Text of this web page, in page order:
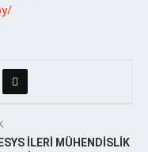
İLERİ MÜHENDİSLİK